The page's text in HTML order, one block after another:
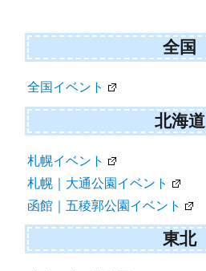
全国
全国イベント
北海道
札幌イベント
札幌｜大通公園イベント
函館｜五稜郭公園イベント
東北